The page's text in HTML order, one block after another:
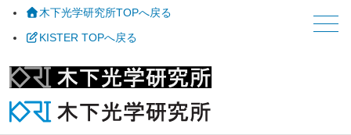
木下光学研究所TOPへ戻る
KISTER TOPへ戻る